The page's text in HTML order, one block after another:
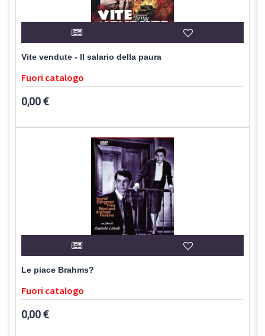
Vite vendute - Il salario della paura
Fuori catalogo
0,00 €
Le piace Brahms?
Fuori catalogo
0,00 €